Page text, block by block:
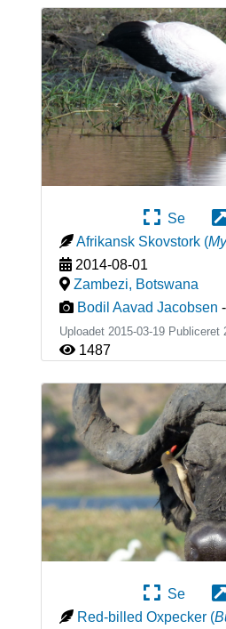
Se
Afrikansk Skovstork (
2014-08-01
Zambezi, Botswana
Bodil Aavad Jacobsen -
Uploadet 2015-03-19 Publiceret
1487
Se
Red-billed Oxpecker (